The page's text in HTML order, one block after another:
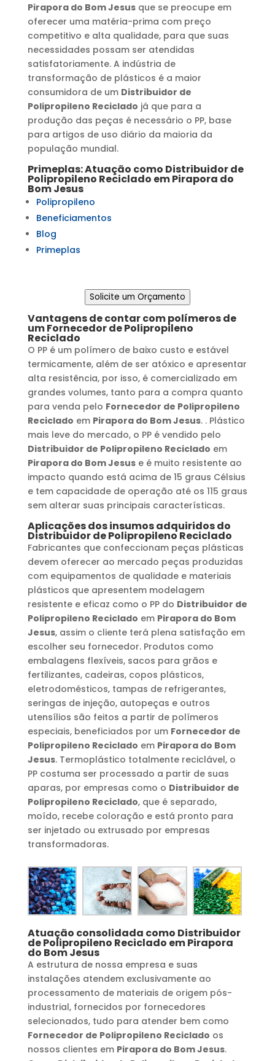
Pirapora do Bom Jesusque se preocupe em
oferecer uma matéria-prima com preço
competitivo e alta qualidade, para que suas
necessidades possam ser atendidas
satisfatoriamente. A indústria de
transformação de plásticos é a maior
consumidora de um Distribuidor de
Polipropileno Reciclado já que para a
produção das peças é necessário o PP, base
para artigos de uso diário da maioria da
população mundial.
Primeplas: Atuação como Distribuidor de
Polipropileno Reciclado emPirapora do
Bom Jesus
Polipropileno
Beneficiamentos
Blog
Primeplas
Solicite um Orçamento
Vantagens de contar com polímeros de
umFornecedor de Polipropileno
Reciclado
O PP é um polímero de baixo custo e estável
termicamente, além de ser atóxico e apresentar
alta resistência, por isso, é comercializado em
grandes volumes, tanto para a compra quanto
para venda pelo Fornecedor de Polipropileno
Reciclado em Pirapora do Bom Jesus. . Plástico
mais leve do mercado, o PP é vendido pelo
Distribuidor de Polipropileno Reciclado em
Pirapora do Bom Jesuse é muito resistente ao
impacto quando está acima de 15 graus Célsius
e tem capacidade de operação até os 115 graus
sem alterar suas principais características.
Aplicações dos insumos adquiridos do
Distribuidor de Polipropileno Reciclado
Fabricantes que confeccionam peças plásticas
devem oferecer ao mercado peças produzidas
com equipamentos de qualidade e materiais
plásticos que apresentem modelagem
resistente e eficaz como o PP do Distribuidor de
Polipropileno Reciclado em Pirapora do Bom
Jesus, assim o cliente terá plena satisfação em
escolher seu fornecedor. Produtos como
embalagens flexíveis, sacos para grãos e
fertilizantes, cadeiras, copos plásticos,
eletrodomésticos, tampas de refrigerantes,
seringas de injeção, autopeças e outros
utensílios são feitos a partir de polímeros
especiais, beneficiados por um Fornecedor de
Polipropileno Reciclado em Pirapora do Bom
Jesus. Termoplástico totalmente reciclável, o
PP costuma ser processado a partir de suas
aparas, por empresas como o Distribuidor de
Polipropileno Reciclado, que é separado,
moído, recebe coloração e está pronto para
ser injetado ou extrusado por empresas
transformadoras.
Atuação consolidada como Distribuidor
de Polipropileno Reciclado emPirapora
do Bom Jesus
A estrutura de nossa empresa e suas
instalações atendem exclusivamente ao
processamento de materiais de origem pós-
industrial, fornecidos por fornecedores
selecionados, tudo para atender bem como
Fornecedor de Polipropileno Reciclado os
nossos clientes em Pirapora do Bom Jesus.